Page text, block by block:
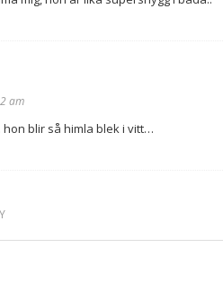
am
hon blir så himla blek i vitt…